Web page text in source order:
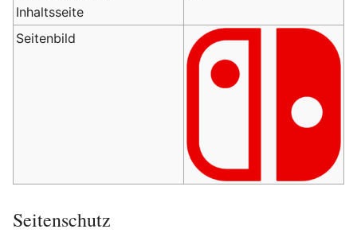
Inhaltsseite
Seitenbild
Seitenschutz